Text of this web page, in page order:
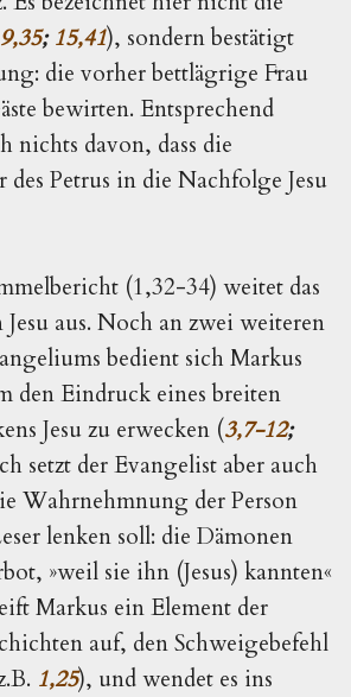
9,35;15,41), sondern bestätigt
die vorher bettlägrige Frau
bewirten. Entsprechend
nichts davon, dass die
Petrus in die Nachfolge Jesu
(1,32-34) weitet das
aus. Noch an zwei weiteren
bedient sich Markus
den Eindruck eines breiten
Jesu zu erwecken (3,7-12;
setzt der Evangelist aber auch
Wahrnehmnung der Person
lenken soll: die Dämonen
»weil sie ihn (Jesus) kannten«
Markus ein Element der
auf, den Schweigebefehl
1,25), und wendet es ins